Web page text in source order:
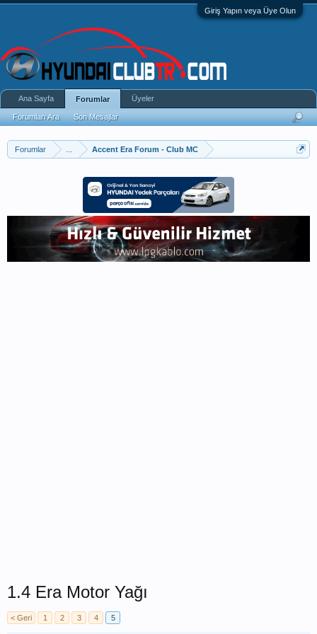
Giriş Yapın veya Üye Olun
Forumlar Accent Era Forum - Club MC
1.4 Era Motor Yağı
< Geri 1 2 3 4 5
Ana Sayfa Forumlar
Forumları Ara Son Mesajlar
Üyeler